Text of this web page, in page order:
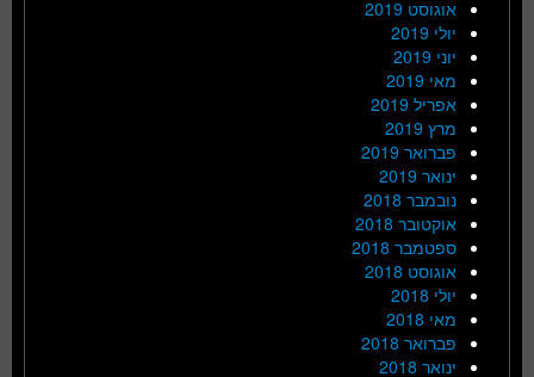
אוגוסט 2019
יולי 2019
יוני 2019
מאי 2019
אפריל 2019
מרץ 2019
פברואר 2019
ינואר 2019
נובמבר 2018
אוקטובר 2018
ספטמבר 2018
אוגוסט 2018
יולי 2018
מאי 2018
פברואר 2018
ינואר 2018